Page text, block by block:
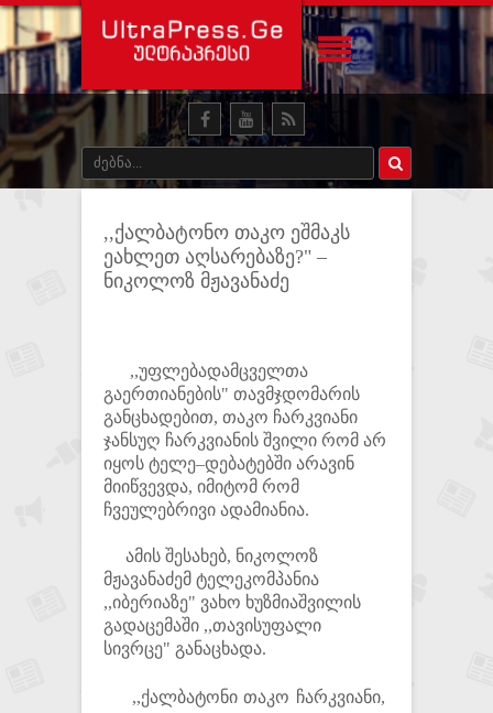
,,ქალბატონო თაკო ეშმაკს
ეახლეთ აღსარებაზე?" –
ნიკოლოზ მჟავანაძე
,,უფლებადამცველთა
გაერთიანების" თავმჯდომარის
განცხადებით, თაკო ჩარკვიანი
ჯანსუღ ჩარკვიანის შვილი რომ არ
იყოს ტელე–დებატებში არავინ
მიიწვევდა, იმიტომ რომ
ჩვეულებრივი ადამიანია.
ამის შესახებ, ნიკოლოზ
მჟავანაძემ ტელეკომპანია
,,იბერიაზე" ვახო ხუზმიაშვილის
გადაცემაში ,,თავისუფალი
სივრცე" განაცხადა.
,,ქალბატონი თაკო ჩარკვიანი,